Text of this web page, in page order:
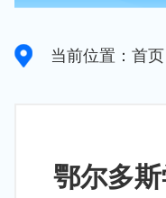
当前位置：首页
鄂尔多